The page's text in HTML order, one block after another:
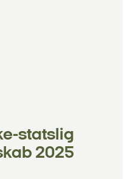
statslig
2025